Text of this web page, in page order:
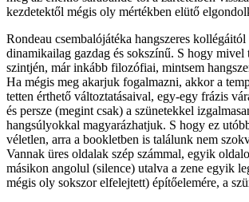
kezdetektől mégis oly mértékben elütő
Rondeau csembalójátéka hangszeres kollégáitól
dinamikailag gazdag és sokszínű. S hogy mivel
szintjén, már inkább filozófiai, mintsem
Ha mégis meg akarjuk fogalmazni, akkor a
tetten érthető változtatásaival, egy-egy frázis
és persze (megint csak) a szünetekkel
hangsúlyokkal magyarázhatjuk. S hogy ez
véletlen, arra a bookletben is találunk nem
Vannak üres oldalak szép számmal, egyik
másikon angolul (silence) utalva a zene egyik
mégis oly sokszor elfelejtett) építőelemére, a